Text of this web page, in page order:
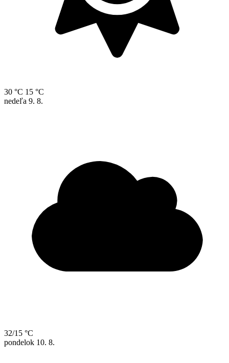
30 °C 15 °C
nedeľa 9. 8.
32/15 °C
pondelok 10. 8.